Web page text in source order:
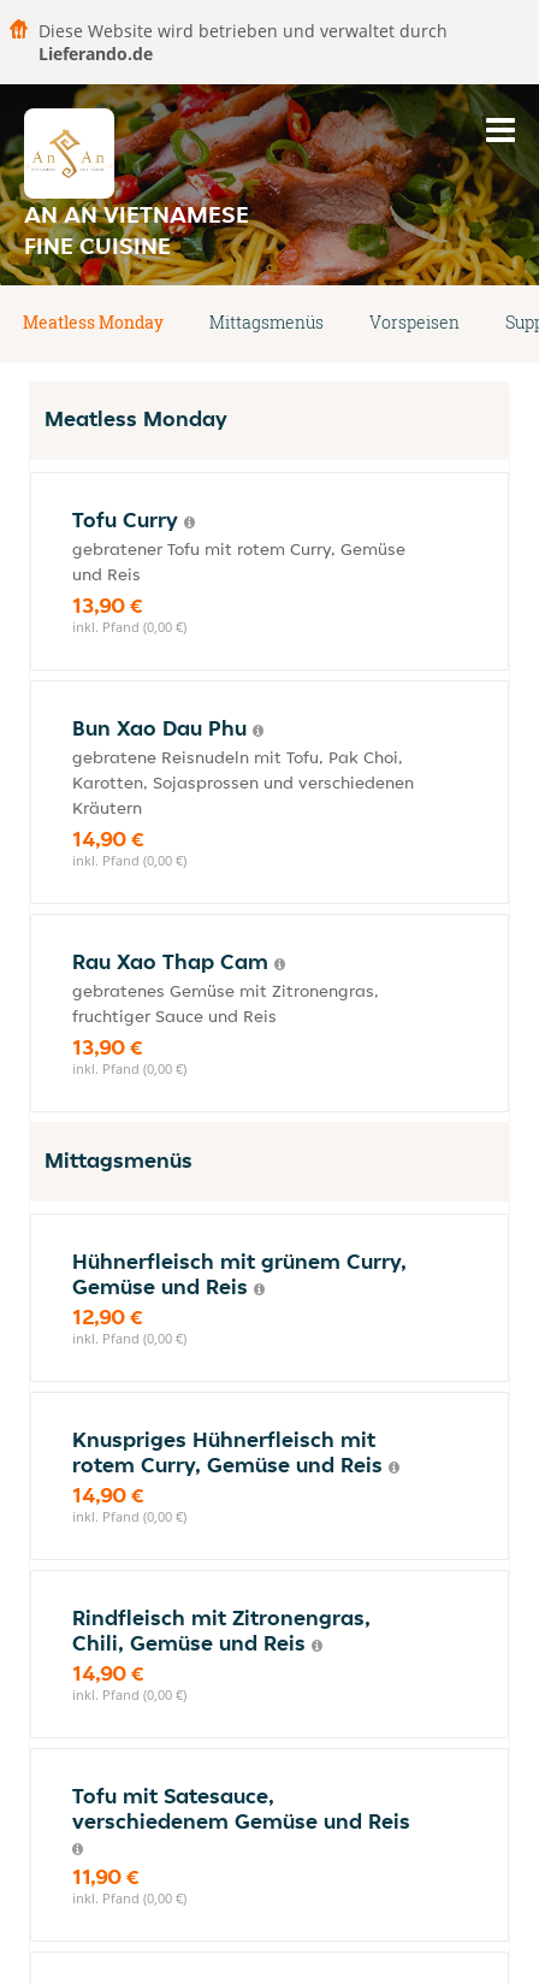
Diese Website wird betrieben und verwaltet durch
Lieferando.de
AN AN VIETNAMESE
FINE CUISINE
Meatless Monday Mittagsmenüs Vorspeisen
Meatless Monday
Tofu Curry
gebratener Tofu mit rotem Curry, Gemüse
und Reis
13,90 €
inkl. Pfand (0,00 €)
Bun Xao Dau Phu
gebratene Reisnudeln mit Tofu, Pak Choi,
Karotten, Sojasprossen und verschiedenen
Kräutern
14,90 €
inkl. Pfand (0,00 €)
Rau Xao Thap Cam
gebratenes Gemüse mit Zitronengras,
fruchtiger Sauce und Reis
13,90 €
inkl. Pfand (0,00 €)
Mittagsmenüs
Hühnerfleisch mit grünem Curry,
Gemüse und Reis
12,90 €
inkl. Pfand (0,00 €)
Knuspriges Hühnerfleisch mit
rotem Curry, Gemüse und Reis
14,90 €
inkl. Pfand (0,00 €)
Rindfleisch mit Zitronengras,
Chili, Gemüse und Reis
14,90 €
inkl. Pfand (0,00 €)
Tofu mit Satesauce,
verschiedenem Gemüse und Reis
11,90 €
inkl. Pfand (0,00 €)